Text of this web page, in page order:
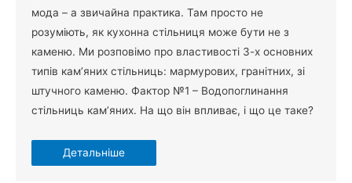
мода – а звичайна практика. Там просто не
розуміють, як кухонна стільниця може бути не з
каменю. Ми розповімо про властивості 3-х основних
типів кам’яних стільниць: мармурових, гранітних, зі
штучного каменю. Фактор №1 – Водопоглинання
стільниць кам’яних. На що він впливає, і що це таке?
Детальніше